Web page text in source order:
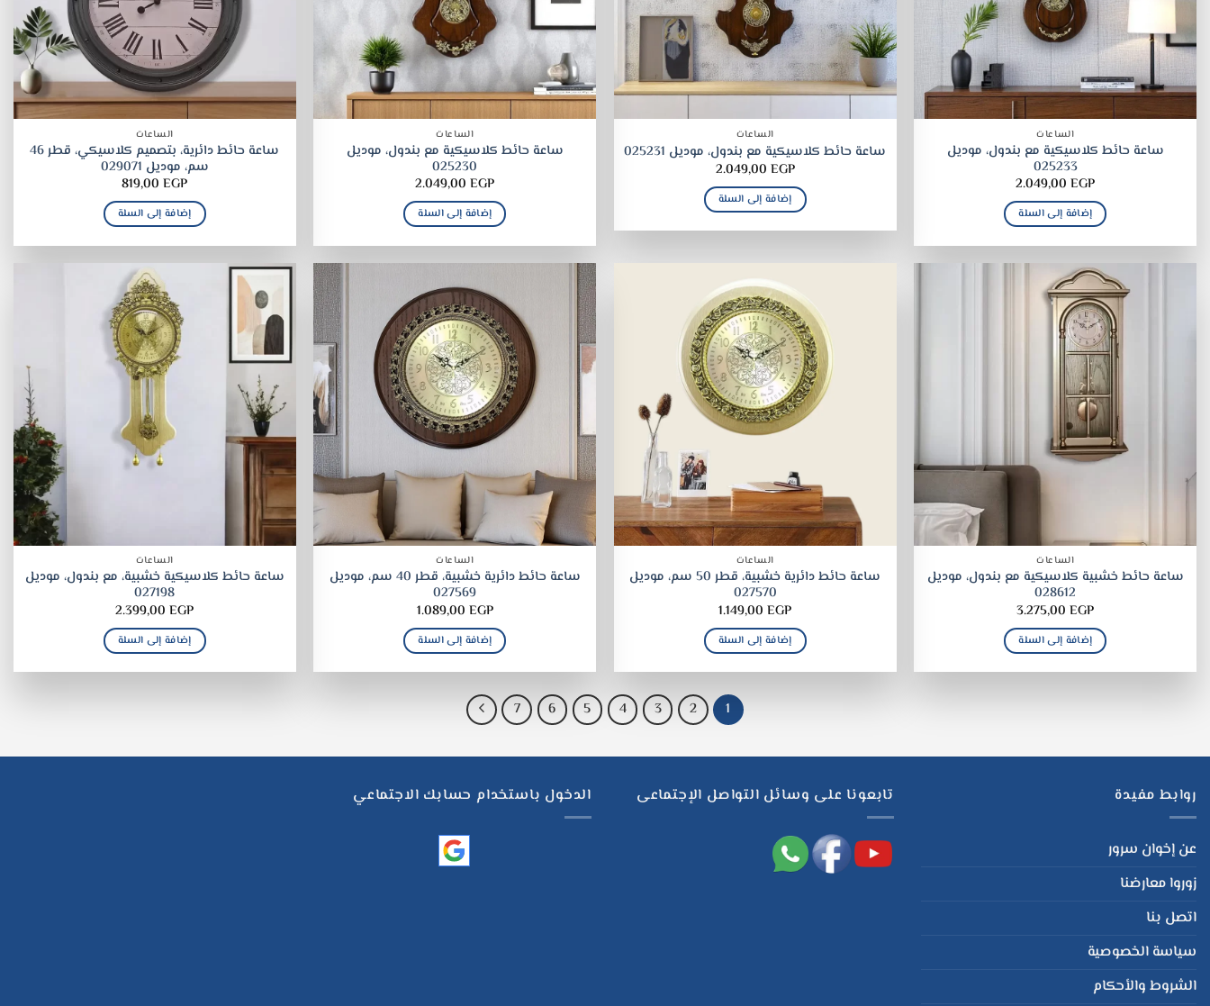
الساعات
ساعة حائط كلاسيكية مع بندول، موديل
025233
2.049,00EGP
إضافة إلى السلة
الساعات
ساعة حائط كلاسيكية مع بندول، موديل 025231
2.049,00 EGP
إضافة إلى السلة
الساعات
ساعة حائط كلاسيكية مع بندول، موديل
025230
2.049,00EGP
إضافة إلى السلة
الساعات
ساعة حائط دائرية، بتصميم كلاسيكي، قطر 46
سم، موديل 029071
819,00EGP
إضافة إلى السلة
الساعات
ساعة حائط خشبية كلاسيكية مع بندول، موديل
028612
3.275,00EGP
إضافة إلى السلة
الساعات
ساعة حائط دائرية خشبية، قطر 50 سم، موديل
027570
1.149,00EGP
إضافة إلى السلة
الساعات
ساعة حائط دائرية خشبية، قطر 40 سم، موديل
027569
1.089,00 EGP
إضافة إلى السلة
الساعات
ساعة حائط كلاسيكية خشبية، مع بندول، موديل
027198
2.399,00EGP
إضافة إلى السلة
1
2
3
4
5
6
7
روابط مفيدة
عن إخوان سرور
زوروا معارضنا
اتصل بنا
سياسة الخصوصية
الشروط والأحكام
تابعونا على وسائل التواصل الإجتماعى الدخول باستخدام حسابك الاجتماعي